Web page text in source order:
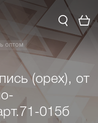
оптом
(орех), от
015б